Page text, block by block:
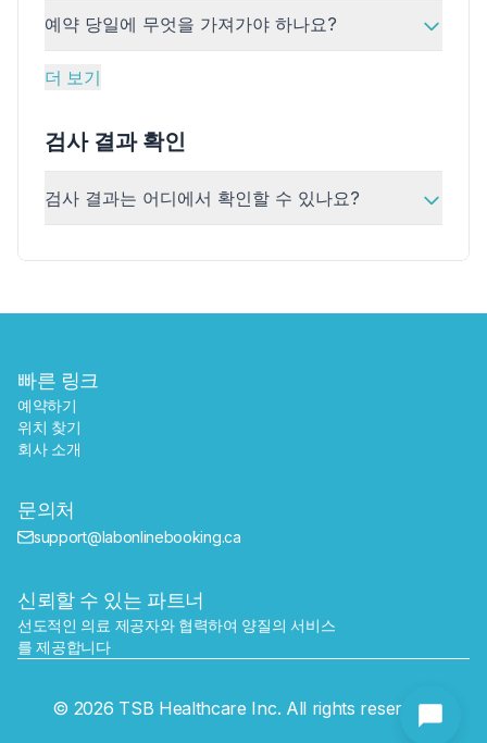
예약 당일에 무엇을 가져가야 하나요?
더 보기
검사 결과 확인
검사 결과는 어디에서 확인할 수 있나요?
빠른 링크
예약하기
위치 찾기
회사 소개
문의처
support@labonlinebooking.ca
신뢰할 수 있는 파트너
선도적인 의료 제공자와 협력하여 양질의 서비스
를 제공합니다
© 2026 TSB Healthcare Inc. All rights reserved.